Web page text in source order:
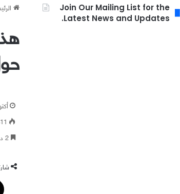
أكتوبر
2 دقائق
Join Our Mailing List for the
Latest News and Updates.